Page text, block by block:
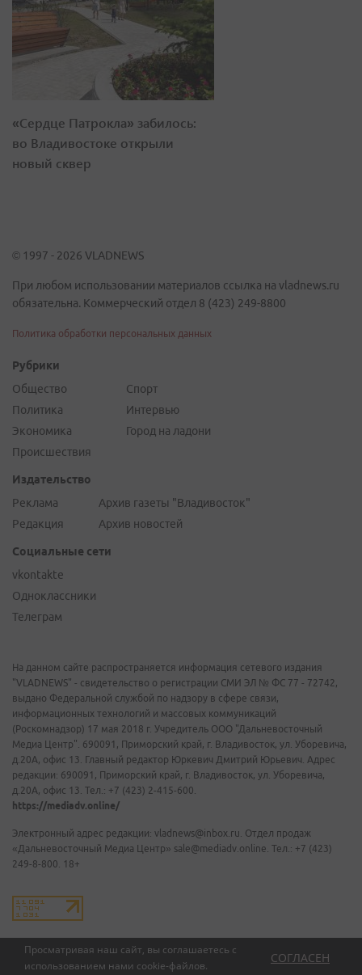
Просматривая наш сайт, вы соглашаетесь с
использованием нами cookie-файлов.
СОГЛАСЕН
«Сердце Патрокла» забилось:
во Владивостоке открыли
новый сквер
© 1997 - 2026 VLADNEWS
При любом использовании материалов ссылка на vladnews.ru
обязательна. Коммерческий отдел 8 (423) 249-8800
Политика обработки персональных данных
Рубрики
Общество
Политика
Экономика
Происшествия
Спорт
Интервью
Город на ладони
Издательство
Реклама
Редакция
Архив газеты "Владивосток"
Архив новостей
Социальные сети
vkontakte
Одноклассники
Телеграм
На данном сайте распространяется информация сетевого издания
"VLADNEWS" - свидетельство о регистрации СМИ ЭЛ № ФС 77 - 72742,
выдано Федеральной службой по надзору в сфере связи,
информационных технологий и массовых коммуникаций
(Роскомнадзор) 17 мая 2018 г. Учредитель ООО "Дальневосточный
Медиа Центр". 690091, Приморский край, г. Владивосток, ул. Уборевича,
д.20А, офис 13. Главный редактор Юркевич Дмитрий Юрьевич. Адрес
редакции: 690091, Приморский край, г. Владивосток, ул. Уборевича,
д.20А, офис 13. Тел.: +7 (423) 2-415-600.
https://mediadv.online/
Электронный адрес редакции: vladnews@inbox.ru. Отдел продаж
«Дальневосточный Медиа Центр» sale@mediadv.online. Тел.: +7 (423)
249-8-800. 18+